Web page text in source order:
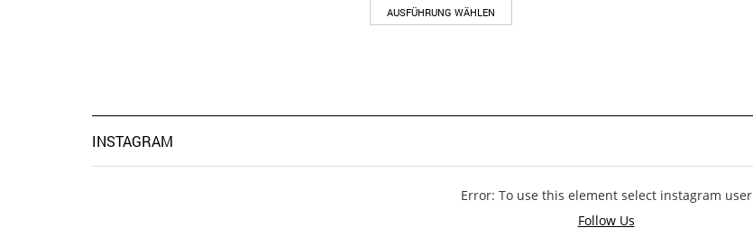
AUSFÜHRUNG WÄHLEN
Produkt
Die
auf
Produktseite
INSTAGRAM
Error: To use this element select instagram user
Follow Us